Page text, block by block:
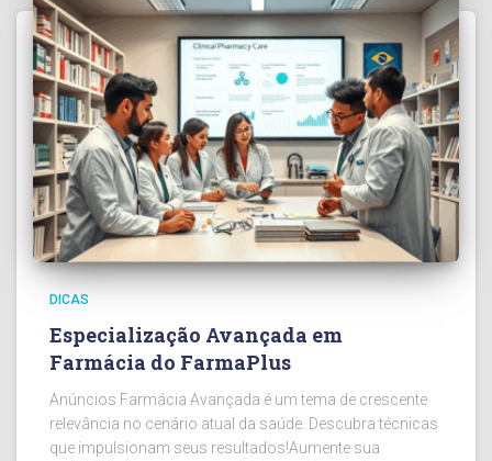
DICAS
Especialização Avançada em
Farmácia do FarmaPlus
Anúncios Farmácia Avançada é um tema de crescente
relevância no cenário atual da saúde. Descubra técnicas
que impulsionam seus resultados!Aumente sua